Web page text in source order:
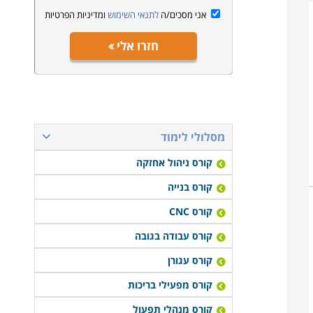
אני מסכים/הלתנאי השימוש ומדיניות הפרטיות
חזרו אלי
מסלולי לימוד
קורס ניהול אחזקה
קורס בנייה
קורס CNC
קורס עבודה בגובה
קורס עגורן
קורס מפעילי בריכות
קורס מנהלי תפעול